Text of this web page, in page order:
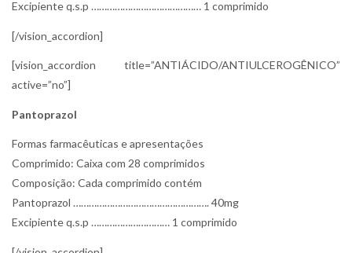
Excipiente q.s.p …………………………………… 1 comprimido
[/vision_accordion]
[vision_accordion title=”ANTIÁCIDO/ANTIULCEROGÊNICO”
active=”no”]
Pantoprazol
Formas farmacêuticas e apresentações
Comprimido: Caixa com 28 comprimidos
Composição: Cada comprimido contém
Pantoprazol ……………………………………………. 40mg
Excipiente q.s.p ………………………… 1 comprimido